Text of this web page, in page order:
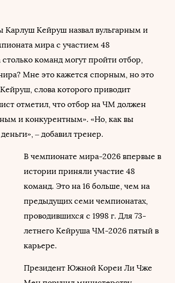
Карлуш Кейруш назвал вульгарным и
мира с участием 48
команд могут пройти отбор,
Мне это кажется спорным, но это
слова которого приводит
отметил, что отбор на ЧМ должен
и конкурентным». «Но, как вы
– добавил тренер.
В чемпионате мира-2026 впервые в
истории приняли участие 48
команд. Это на 16 больше, чем на
предыдущих семи чемпионатах,
проводившихся с 1998 г. Для 73-
летнего Кейруша ЧМ-2026 пятый в
карьере.
Президент Южной Кореи Ли Чже